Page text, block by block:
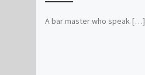
A bar master who speak […]